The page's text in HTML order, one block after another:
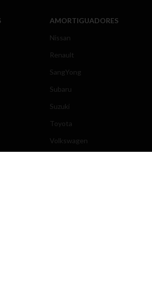
AMORTIGUADORES
Nissan
Renault
SangYong
Subaru
Suzuki
Toyota
Volkswagen